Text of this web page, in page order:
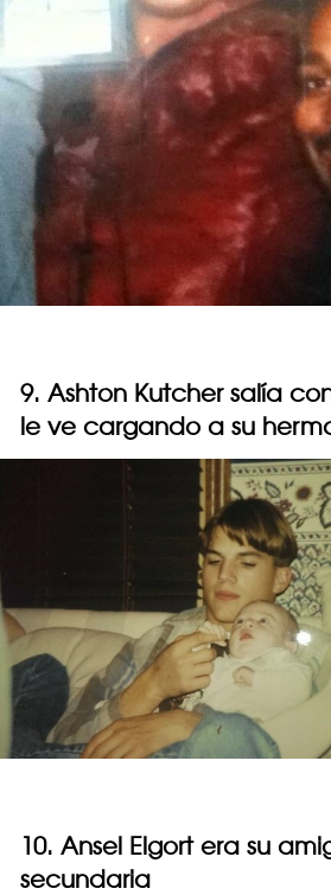
9. Ashton Kutcher salía
le ve cargando a su
10. Ansel Elgort era su
secundaria